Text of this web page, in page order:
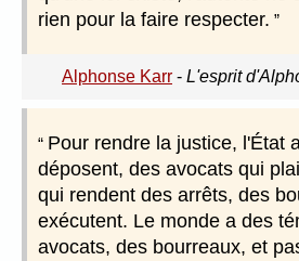
rien pour la faire respecter.
Alphonse Karr - L'esprit
Pour rendre la justice, l'État
déposent, des avocats qui
qui rendent des arrêts, des
exécutent. Le monde a des
avocats, des bourreaux, et